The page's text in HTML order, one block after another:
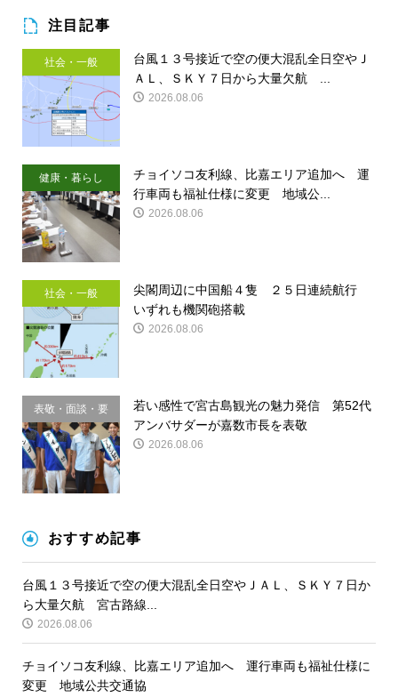
注目記事
社会・一般
台風１３号接近で空の便大混乱全日空やＪ
ＡＬ、ＳＫＹ７日から大量欠航 ...
2026.08.06
健康・暮らし
チョイソコ友利線、比嘉エリア追加へ 運
行車両も福祉仕様に変更 地域公...
2026.08.06
社会・一般
尖閣周辺に中国船４隻 ２５日連続航行
いずれも機関砲搭載
2026.08.06
表敬・面談・要
請
若い感性で宮古島観光の魅力発信 第52代
アンバサダーが嘉数市長を表敬
2026.08.06
おすすめ記事
台風１３号接近で空の便大混乱全日空やＪＡＬ、ＳＫＹ７日か
ら大量欠航 宮古路線...
2026.08.06
チョイソコ友利線、比嘉エリア追加へ 運行車両も福祉仕様に
変更 地域公共交通協